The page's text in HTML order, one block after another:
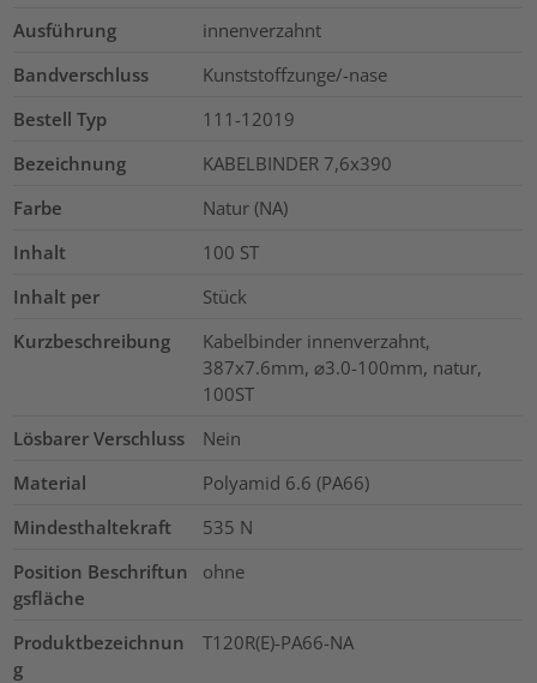
Ausführung
innenverzahnt
Bandverschluss
Kunststoffzunge/-nase
Bestell Typ
111-12019
Bezeichnung
KABELBINDER 7,6x390
Farbe
Natur (NA)
Inhalt
100 ST
Inhalt per
Stück
Kurzbeschreibung
Kabelbinder innenverzahnt,
387x7.6mm, ⌀3.0-100mm, natur,
100ST
Lösbarer Verschluss
Nein
Material
Polyamid 6.6 (PA66)
Mindesthaltekraft
535 N
Position Beschriftun
gsfläche
ohne
Produktbezeichnun
g
T120R(E)-PA66-NA